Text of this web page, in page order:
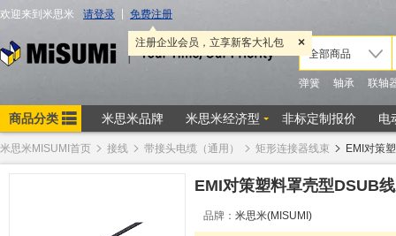
米思米MISUMI首页 接线 带接头电缆（通用） 矩形连接器线束 EMI对策
EMI对策塑料罩壳型DSUB
品牌： 米思米(MISUMI)